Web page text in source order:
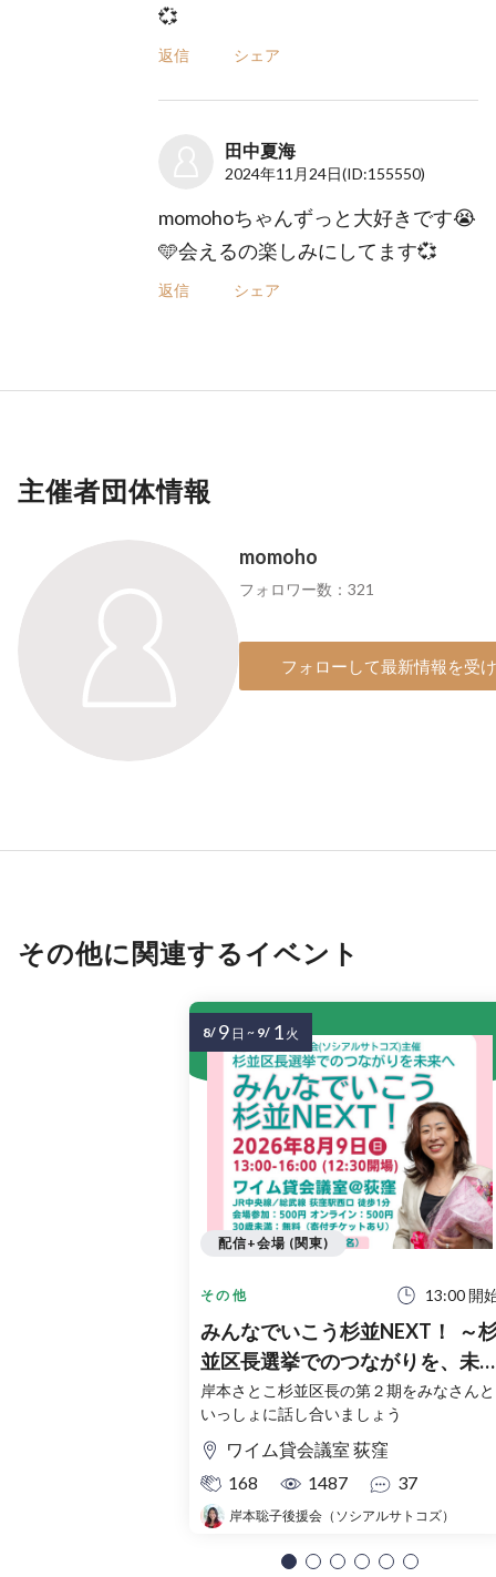
💞
返信 シェア
田中夏海
2024年11月24日(ID:155550)
momohoちゃんずっと大好きです😭
🩵会えるの楽しみにしてます💞
返信 シェア
主催者団体情報
momoho
フォロワー数：321
フォローして最新情報を受
その他に関連するイベント
その他 13:00 開
みんなでいこう杉並NEXT！ ～
並区長選挙でのつながりを、未
へ～
岸本さとこ杉並区長の第２期をみなさんと
いっしょに話し合いましょう
ワイム貸会議室 荻窪
168
1487 37
岸本聡子後援会（ソシアルサトコズ）
配信+会場 (関東)
8/ 9 日 ~ 9/ 1 火